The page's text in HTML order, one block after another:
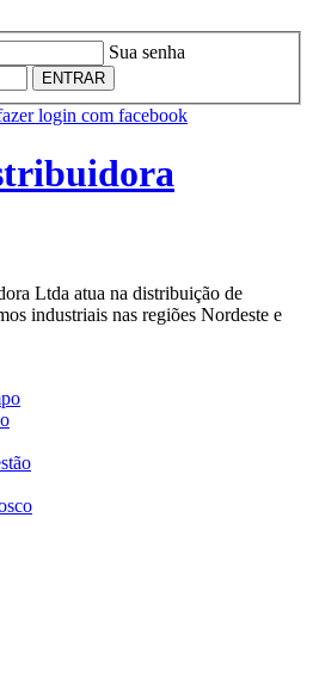
Sua senha
ENTRAR
login com facebook
Ltda atua na distribuição de
industriais nas regiões Nordeste e